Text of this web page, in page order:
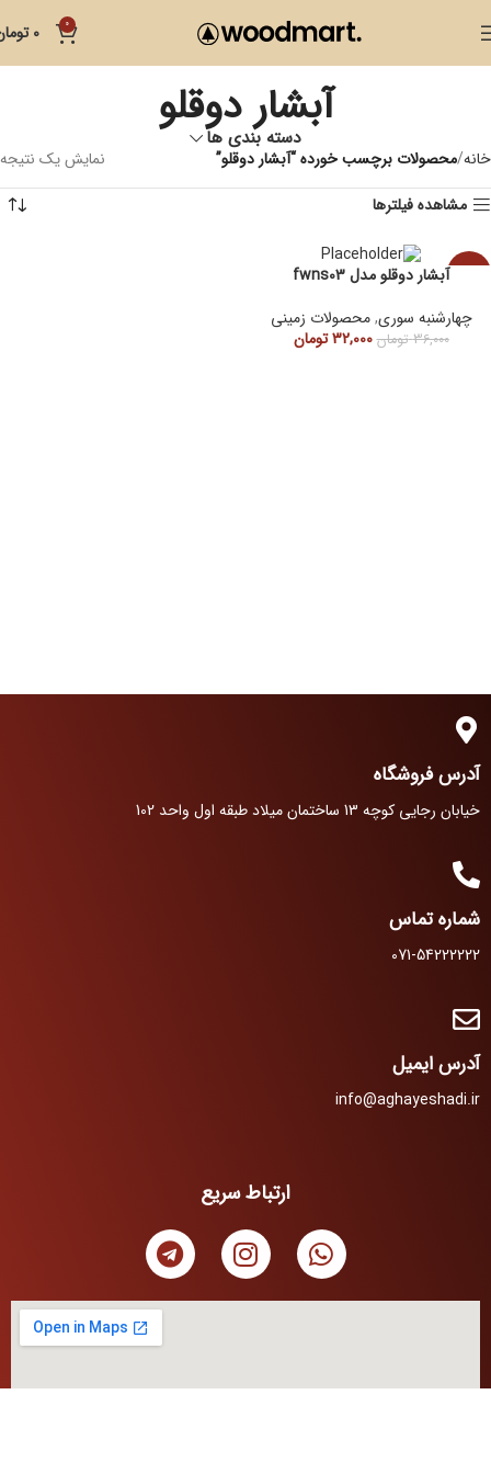
0
0
آبشار دوقلو
دسته بندی ها
خانه محصولات برچسب خورده “آبشار دوقلو”
نمایش یک نتیجه
مشاهده فیلترها
آبشار دوقلو مدل fwns03
چهارشنبه سوری,محصولات زمینی
36,000 تومان 32,000 تومان
آدرس فروشگاه
خیابان رجایی کوچه 13 ساختمان میلاد طبقه اول واحد 102
شماره تماس
071-54222222
آدرس ایمیل
info@aghayeshadi.ir
ارتباط سریع